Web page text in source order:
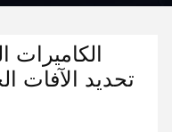
الكاميرات
تحديد الآفات